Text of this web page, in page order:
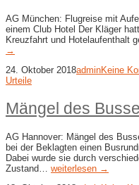
AG München: Flugreise mit
einem Club Hotel Der Kläger
Kreuzfahrt und Hotelaufenthalt
→
24. Oktober 2018adminKeine
Urteile
Mängel des
AG Hannover: Mängel des
bei der Beklagten einen
Dabei wurde sie durch
Zustand… weiterlesen →